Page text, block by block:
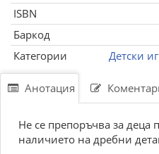
ISBN
Баркод
Категории
Детски
Анотация
Не се препоръчва за деца
наличието на дребни